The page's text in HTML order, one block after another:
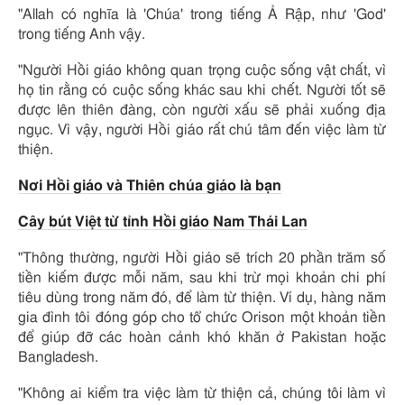
"Allah có nghĩa là 'Chúa' trong tiếng Ả Rập, như 'God'
trong tiếng Anh vậy.
"Người Hồi giáo không quan trọng cuộc sống vật chất, vì
họ tin rằng có cuộc sống khác sau khi chết. Người tốt sẽ
được lên thiên đàng, còn người xấu sẽ phải xuống địa
ngục. Vì vậy, người Hồi giáo rất chú tâm đến việc làm từ
thiện.
Nơi Hồi giáo và Thiên chúa giáo là bạn
Cây bút Việt từ tỉnh Hồi giáo Nam Thái Lan
"Thông thường, người Hồi giáo sẽ trích 20 phần trăm số
tiền kiếm được mỗi năm, sau khi trừ mọi khoản chi phí
tiêu dùng trong năm đó, để làm từ thiện. Ví dụ, hàng năm
gia đình tôi đóng góp cho tổ chức Orison một khoản tiền
để giúp đỡ các hoàn cảnh khó khăn ở Pakistan hoặc
Bangladesh.
"Không ai kiểm tra việc làm từ thiện cả, chúng tôi làm vì